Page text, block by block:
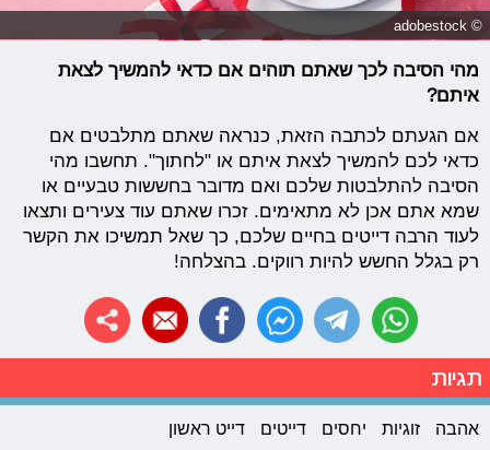
© adobestock
מהי הסיבה לכך שאתם תוהים אם כדאי להמשיך לצאת
איתם?
אם הגעתם לכתבה הזאת, כנראה שאתם מתלבטים אם
כדאי לכם להמשיך לצאת איתם או "לחתוך". תחשבו מהי
הסיבה להתלבטות שלכם ואם מדובר בחששות טבעיים או
שמא אתם אכן לא מתאימים. זכרו שאתם עוד צעירים ותצאו
לעוד הרבה דייטים בחיים שלכם, כך שאל תמשיכו את הקשר
רק בגלל החשש להיות רווקים. בהצלחה!
תגיות
אהבה זוגיות יחסים דייטים דייט ראשון